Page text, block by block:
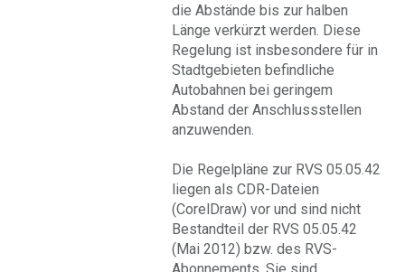
die Abstände bis zur halben
Länge verkürzt werden. Diese
Regelung ist insbesondere für in
Stadtgebieten befindliche
Autobahnen bei geringem
Abstand der Anschlussstellen
anzuwenden.
Die Regelpläne zur RVS 05.05.42
liegen als CDR-Dateien
(CorelDraw) vor und sind nicht
Bestandteil der RVS 05.05.42
(Mai 2012) bzw. des RVS-